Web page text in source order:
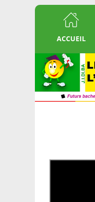
ACCUEIL